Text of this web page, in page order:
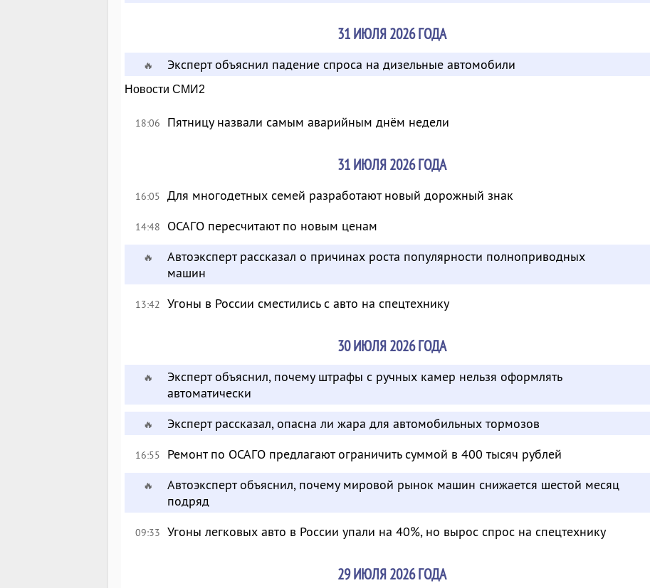
31 ИЮЛЯ 2026 ГОДА
🔥 Эксперт объяснил падение спроса на дизельные автомобили
Новости СМИ2
18:06 Пятницу назвали самым аварийным днём недели
31 ИЮЛЯ 2026 ГОДА
16:05 Для многодетных семей разработают новый дорожный знак
14:48 ОСАГО пересчитают по новым ценам
🔥
Автоэксперт рассказал о причинах роста популярности полноприводных
машин
13:42 Угоны в России сместились с авто на спецтехнику
30 ИЮЛЯ 2026 ГОДА
🔥
Эксперт объяснил, почему штрафы с ручных камер нельзя оформлять
автоматически
🔥 Эксперт рассказал, опасна ли жара для автомобильных тормозов
16:55 Ремонт по ОСАГО предлагают ограничить суммой в 400 тысяч рублей
🔥
Автоэксперт объяснил, почему мировой рынок машин снижается шестой месяц
подряд
09:33 Угоны легковых авто в России упали на 40%, но вырос спрос на спецтехнику
29 ИЮЛЯ 2026 ГОДА